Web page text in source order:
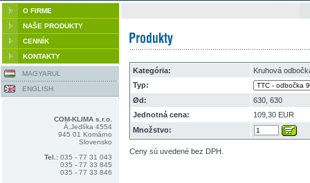
O FIRME
NAŠE PRODUKTY
CENNÍK
KONTAKTY
MAGYARUL
ENGLISH
COM-KLIMA s.r.o.
Á.Jedlíka 4554
945 01 Komárno
Slovensko
Tel.: 035 - 77 31 043
035 - 77 33 845
035 - 77 33 846
Kategória:
Kruhová
Typ:
Ød:
630, 630
Jednotná cena:
109,30 EUR
Množstvo:
Ceny sú uvedené bez DPH.